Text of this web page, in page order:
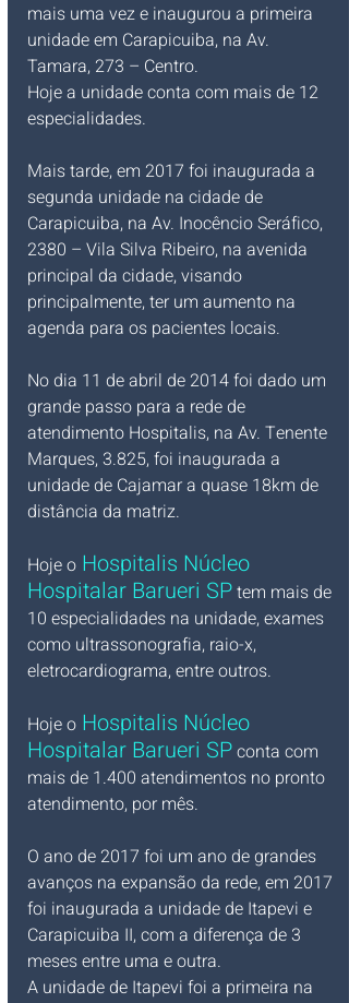
mais uma vez e inaugurou a primeira
unidade em Carapicuiba, na Av.
Tamara, 273 – Centro.
Hoje a unidade conta com mais de 12
especialidades.
Mais tarde, em 2017 foi inaugurada a
segunda unidade na cidade de
Carapicuiba, na Av. Inocêncio Seráfico,
2380 – Vila Silva Ribeiro, na avenida
principal da cidade, visando
principalmente, ter um aumento na
agenda para os pacientes locais.
No dia 11 de abril de 2014 foi dado um
grande passo para a rede de
atendimento Hospitalis, na Av. Tenente
Marques, 3.825, foi inaugurada a
unidade de Cajamar a quase 18km de
distância da matriz.
Hoje o Hospitalis Núcleo
Hospitalar Barueri SP tem mais de
10 especialidades na unidade, exames
como ultrassonografia, raio-x,
eletrocardiograma, entre outros.
Hoje o Hospitalis Núcleo
Hospitalar Barueri SP conta com
mais de 1.400 atendimentos no pronto
atendimento, por mês.
O ano de 2017 foi um ano de grandes
avanços na expansão da rede, em 2017
foi inaugurada a unidade de Itapevi e
Carapicuiba II, com a diferença de 3
meses entre uma e outra.
A unidade de Itapevi foi a primeira na